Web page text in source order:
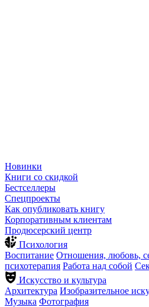
Новинки
Книги со скидкой
Бестселлеры
Спецпроекты
Как опубликовать книгу
Корпоративным клиентам
Продюсерский центр
Психология
Воспитание Отношения, любовь,
психотерапия Работа над собой
Искусство и культура
Архитектура Изобразительное
Музыка Фотография